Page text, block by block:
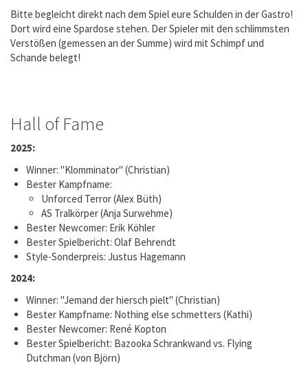
Bitte begleicht direkt nach dem Spiel eure Schulden in der Gastro!
Dort wird eine Spardose stehen. Der Spieler mit den schlimmsten
Verstößen (gemessen an der Summe) wird mit Schimpf und
Schande belegt!
Hall of Fame
2025:
Winner: "Klomminator" (Christian)
Bester Kampfname:
Unforced Terror (Alex Büth)
AS Tralkörper (Anja Surwehme)
Bester Newcomer: Erik Köhler
Bester Spielbericht: Olaf Behrendt
Style-Sonderpreis: Justus Hagemann
2024:
Winner: "Jemand der hiersch pielt" (Christian)
Bester Kampfname: Nothing else schmetters (Kathi)
Bester Newcomer: René Kopton
Bester Spielbericht: Bazooka Schrankwand vs. Flying
Dutchman (von Björn)